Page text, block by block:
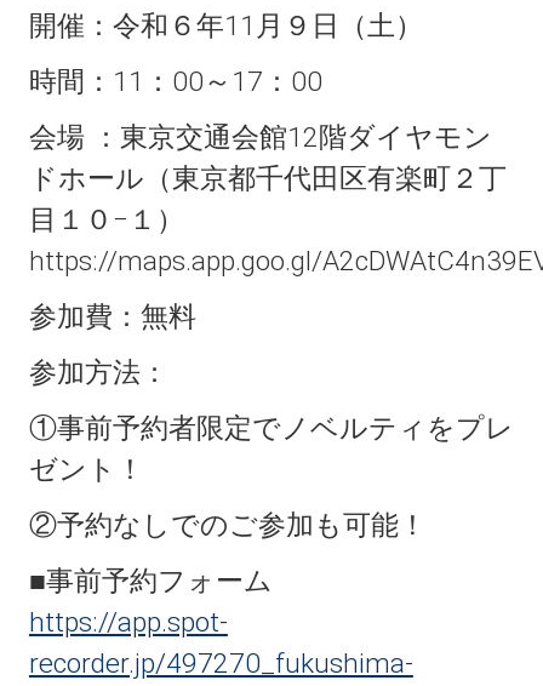
開催：令和６年11月９日（土）
時間：11：00～17：00
会場 ：東京交通会館12階ダイヤモン
ドホール（東京都千代田区有楽町２丁
目１０−１）
https://maps.app.goo.gl/
参加費：無料
参加方法：
①事前予約者限定でノベルティをプレ
ゼント！
②予約なしでのご参加も可能！
■事前予約フォーム
https://app.spot-
recorder.jp/497270_fukushima-